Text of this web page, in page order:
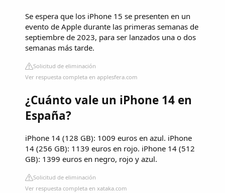
Se espera que los iPhone 15 se presenten en un
evento de Apple durante las primeras semanas de
septiembre de 2023, para ser lanzados una o dos
semanas más tarde.
Solicitud de eliminación
Ver respuesta completa en applesfera.com
¿Cuánto vale un iPhone 14 en
España?
iPhone 14 (128 GB): 1009 euros en azul. iPhone
14 (256 GB): 1139 euros en rojo. iPhone 14 (512
GB): 1399 euros en negro, rojo y azul.
Solicitud de eliminación
Ver respuesta completa en xataka.com